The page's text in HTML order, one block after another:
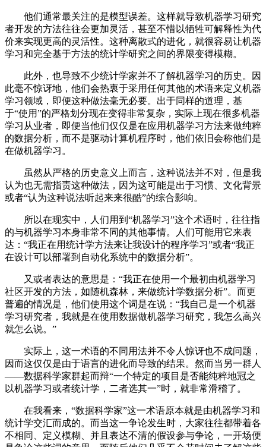
他们通常最关注的是模型误差。这样就导致机器学习研究
者开发的方法往往会更加灵活，甚至不惜以牺牲可解释性为代
价来实现更高的灵活性。这种离散式的进化，就很容易让机器
学习和完全基于方法的统计学研究之间的界限变得模糊。
此外，也导致不少统计学家并不了解机器学习的历史。因
此毫不惊讶地，他们会热衷于采用任何其他的术语来定义机器
学习领域，即便这种做法毫无必要。出于同样的道理，基
于“使用”的严格划分现在变得非常复杂，实际上现在很多机器
学习从业者，即便当他们仅仅是在应用机器学习方法来做纯粹
的数据分析，而不是驱动计算机程序时，他们依旧会称他们是
在做机器学习。
虽然从严格的历史意义上而言，这种说法并不对，但是我
认为也无需指责这种做法，因为这可能是出于习惯、文化背景
或者“认为这种说法听起来来很酷”的综合影响。
所以在现实中，人们用到“机器学习”这个术语时，往往指
的与机器学习本身非常不同的其他事情。人们可能用它来表
达：“我正在用统计学方法来让我设计的程序学习”或者“我正
在设计可以部署到自动化系统中的数据分析”。
又或者表达的意思是：“我正在使用一个最初由机器学习
社区开发的方法，如随机森林，来做统计学数据分析”。而更
普遍的情况是，他们使用这个词是在说：“我自己是一个机器
学习研究者，我就是在使用数据做机器学习研究，我怎么高兴
就怎么说。”
实际上，这一术语的不同用法并不令人惊讶也不成问题，
因而这仅仅是由于语言的进化而导致的结果。然而当另一群人
——数据科学家群起而辩“一个特定的项目是否能纯粹地冠之
以机器学习或者统计学，二者选其一”时，就非常滑稽了。
在我看来，“数据科学家”这一术语原本就是由机器学习和
统计学交汇而成的。而当这一争论发生时，大家往往都带着各
不相同、定义模糊、并且表达不清的假设参与争论，一开场便